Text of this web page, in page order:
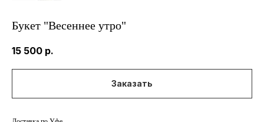
Букет "Весеннее утро"
15 500 р.
Заказать